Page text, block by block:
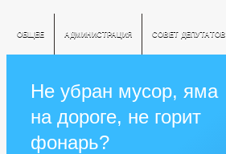
ОБЩЕЕ АДМИНИСТРАЦИЯ СОВЕТ ДЕПУТАТОВ
Не убран мусор, яма
на дороге, не горит
фонарь?